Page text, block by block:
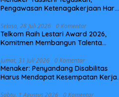
Pengawasan Ketenagakerjaan Harus
Selasa, 28 Juli 2026 0 Komentar
Telkom Raih Lestari Award 2026,
Komitmen Membangun Talenta
Jumat, 31 Juli 2026 0 Komentar
Menaker: Penyandang Disabilitas
Harus Mendapat Kesempatan Kerja
Sabtu, 1 Agustus 2026 0 Komentar